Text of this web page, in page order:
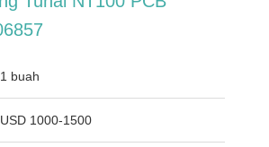
1 buah
USD 1000-1500